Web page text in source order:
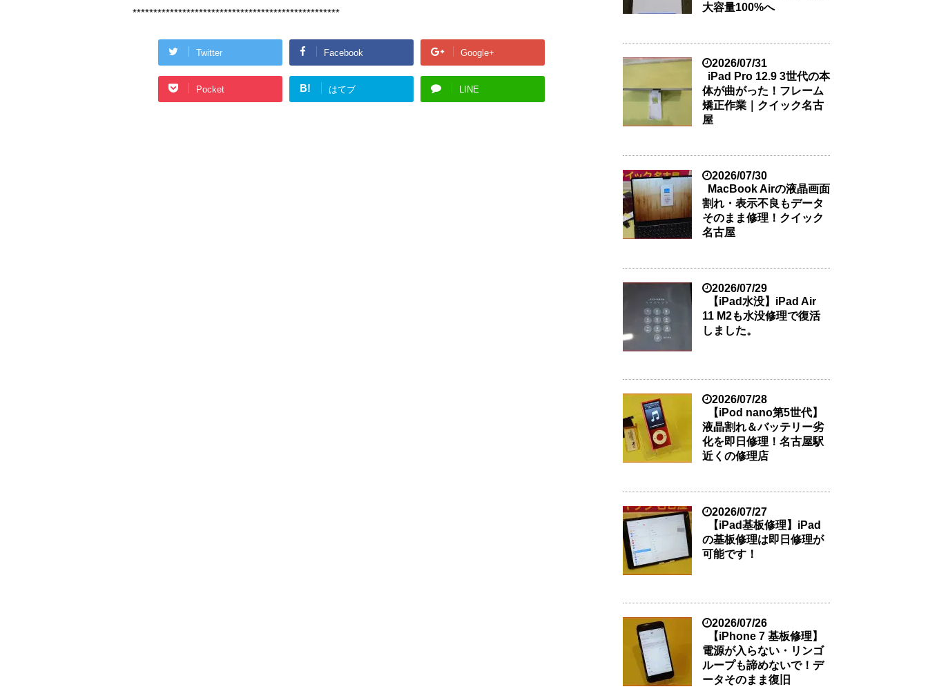
**************************************************
Twitter Facebook Google+
Pocket B! はてブ LINE
大容量100%へ
2026/07/31
iPad Pro 12.9 3世代の本
体が曲がった！フレーム
矯正作業｜クイック名古
屋
2026/07/30
MacBook Airの液晶画面
割れ・表示不良もデータ
そのまま修理！クイック
名古屋
2026/07/29
【iPad水没】iPad Air
11 M2も水没修理で復活
しました。
2026/07/28
【iPod nano第5世代】
液晶割れ＆バッテリー劣
化を即日修理！名古屋駅
近くの修理店
2026/07/27
【iPad基板修理】iPad
の基板修理は即日修理が
可能です！
2026/07/26
【iPhone 7 基板修理】
電源が入らない・リンゴ
ループも諦めないで！デ
ータそのまま復旧